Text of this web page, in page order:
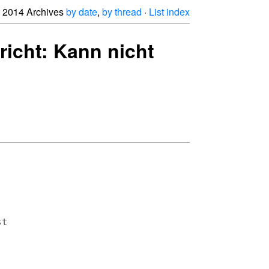
2014 Archivesby date, by thread · List index
Kann nicht